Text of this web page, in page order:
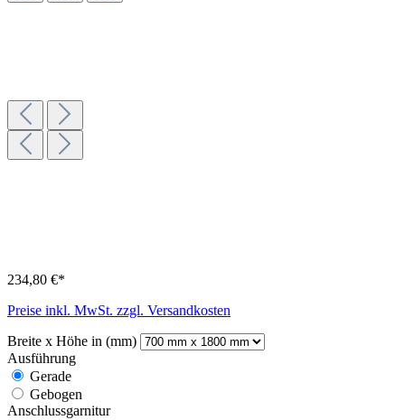
234,80 €*
Preise inkl. MwSt. zzgl. Versandkosten
Breite x Höhe in (mm)
Ausführung
Gerade
Gebogen
Anschlussgarnitur